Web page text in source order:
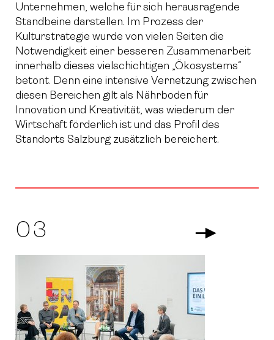
Unternehmen, welche für sich herausragende
Standbeine darstellen. Im Prozess der
Kulturstrategie wurde von vielen Seiten die
Notwendigkeit einer besseren Zusammenarbeit
innerhalb dieses vielschichtigen „Ökosystems“
betont. Denn eine intensive Vernetzung zwischen
diesen Bereichen gilt als Nährboden für
Innovation und Kreativität, was wiederum der
Wirtschaft förderlich ist und das Profil des
Standorts Salzburg zusätzlich bereichert.
03 Arrow